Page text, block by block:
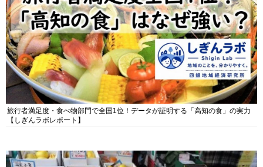
旅行者満足度・食べ物部門で全国1位！データが証明する「高知の食」の実力
【しぎんラボレポート】